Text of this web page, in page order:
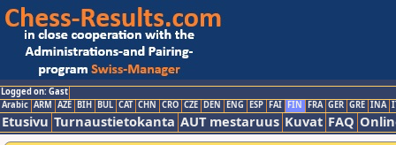
Logged on: Gast
Arabic ARM AZE BIH BUL CAT CHN CRO CZE DEN ENG ESP FAI FIN FRA GER GRE INA
Etusivu Turnaustietokanta AUT mestaruus Kuvat FAQ